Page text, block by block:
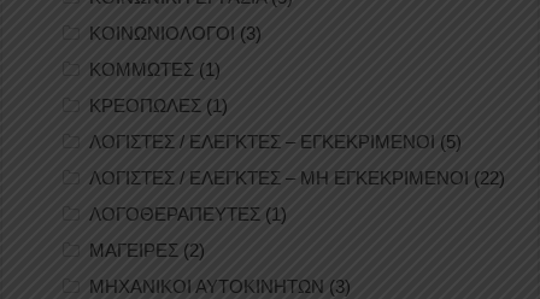
ΚΟΙΝΩΝΙΟΛΟΓΟΙ (3)
ΚΟΜΜΩΤΕΣ (1)
ΚΡΕΟΠΩΛΕΣ (1)
ΛΟΓΙΣΤΕΣ / ΕΛΕΓΚΤΕΣ – ΕΓΚΕΚΡΙΜΕΝΟΙ (5)
ΛΟΓΙΣΤΕΣ / ΕΛΕΓΚΤΕΣ – ΜΗ ΕΓΚΕΚΡΙΜΕΝΟΙ (22)
ΛΟΓΟΘΕΡΑΠΕΥΤΕΣ (1)
ΜΑΓΕΙΡΕΣ (2)
ΜΗΧΑΝΙΚΟΙ ΑΥΤΟΚΙΝΗΤΩΝ (3)